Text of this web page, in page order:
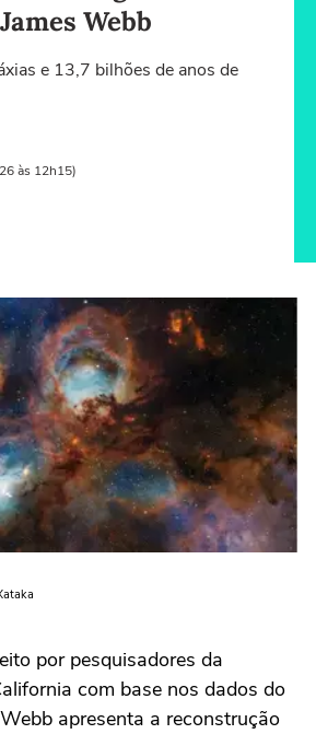
Webb
e 13,7 bilhões de anos de
às 12h15)
por pesquisadores da
com base nos dados do
apresenta a reconstrução